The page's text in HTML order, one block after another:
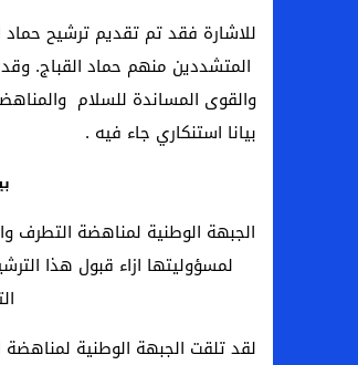
للاشارة فقد تم تقديم ترشيح حماد
المتشددين منهم حماد القباج.
والقوى المساندة للسلام
بيانا استنكاري جاء فيه .
الجبهة الوطنية لمناهضة التطرف
لمسؤوليتها ازاء قبول هذا
لقد تلقت الجبهة الوطنية